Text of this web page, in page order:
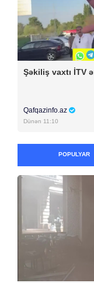
Şəkiliş vaxtı İTV
Qafqazinfo.az
Dünən 11:10
POPULYAR